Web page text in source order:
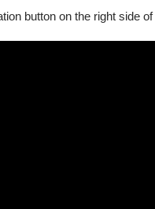
button on the right side
】
偉外